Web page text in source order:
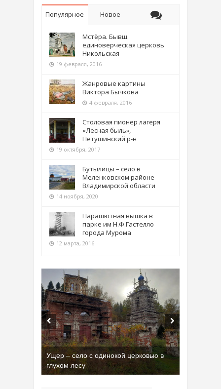
Популярное Новое
Мстёра. Бывш.
единоверческая церковь
Никольская
19 февраля, 2016
Жанровые картины
Виктора Бычкова
4 февраля, 2016
Столовая пионер лагеря
«Лесная быль»,
Петушинский р-н
19 октября, 2017
Бутылицы – село в
Меленковском районе
Владимирской области
14 ноября, 2020
Парашютная вышка в
парке им Н.Ф.Гастелло
города Мурома
12 марта, 2016
Ущер – село с одинокой церковью в
глухом лесу
Бывшая танковая часть имени Сухэ-
Батора во Владимире